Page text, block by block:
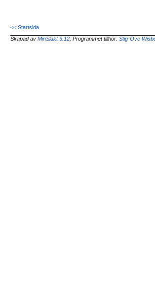
<< Startsida
Skapad avMinSläkt 3.12 , Programmet tillhör:Stig-Ove